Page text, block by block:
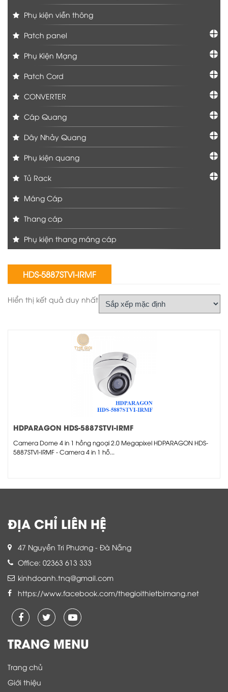
Phụ kiện viễn thông
Patch panel
Phụ Kiện Mạng
Patch Cord
CONVERTER
Cáp Quang
Dây Nhảy Quang
Phụ kiện quang
Tủ Rack
Máng Cáp
Thang cáp
Phụ kiện thang máng cáp
HDS-5887STVI-IRMF
Hiển thị kết quả duy nhất
HDPARAGON HDS-5887STVI-IRMF
Camera Dome 4 in 1 hồng ngoại 2.0 Megapixel HDPARAGON HDS-
5887STVI-IRMF - Camera 4 in 1 hỗ...
ĐỊA CHỈ LIÊN HỆ
47 Nguyễn Tri Phương - Đà Nẵng
Office: 02363 613 333
kinhdoanh.tnq@gmail.com
https://www.facebook.com/thegioithietbimang.net
TRANG MENU
Trang chủ
Giới thiệu